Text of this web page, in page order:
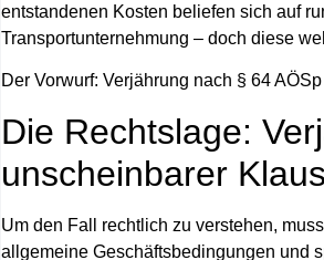
entstandenen Kosten beliefen sich auf
Transportunternehmung – doch diese
Der Vorwurf: Verjährung nach § 64
Die Rechtslage:
unscheinbarer
Um den Fall rechtlich zu verstehen,
allgemeine Geschäftsbedingungen und